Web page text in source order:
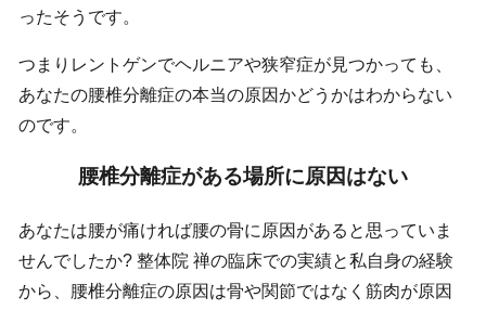
ったそうです。
つまりレントゲンでヘルニアや狭窄症が見つかっても、
あなたの腰椎分離症の本当の原因かどうかはわからない
のです。
腰椎分離症がある場所に原因はない
あなたは腰が痛ければ腰の骨に原因があると思っていま
せんでしたか? 整体院 禅の臨床での実績と私自身の経験
から、腰椎分離症の原因は骨や関節ではなく筋肉が原因